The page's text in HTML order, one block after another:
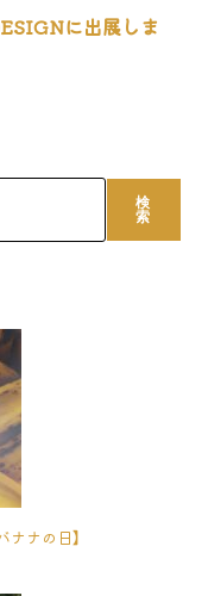
に出展しま
検
索
ナの日】